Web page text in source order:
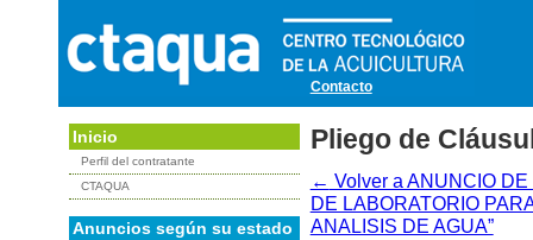
Contacto
Pliego de
← Volver a ANUNCIO
DE LABORATORIO
ANALISIS DE AGUA”
Inicio
Perfil del contratante
CTAQUA
Anuncios según su estado